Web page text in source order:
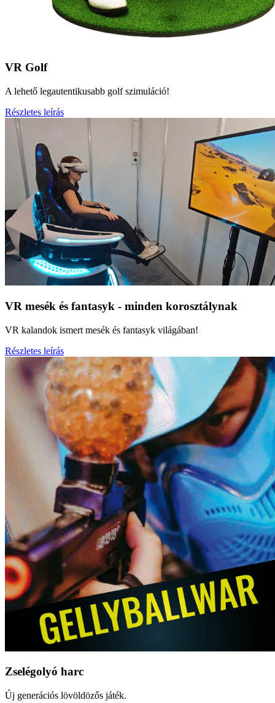
VR Golf
A lehető legautentikusabb golf szimuláció!
Részletes leírás
VR mesék és fantasyk - minden korosztálynak
VR kalandok ismert mesék és fantasyk világában!
Részletes leírás
Zselégolyó harc
Új generációs lövöldözős játék.